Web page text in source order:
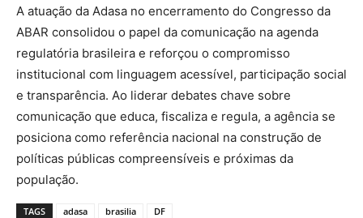
A atuação da Adasa no encerramento do Congresso da
ABAR consolidou o papel da comunicação na agenda
regulatória brasileira e reforçou o compromisso
institucional com linguagem acessível, participação social
e transparência. Ao liderar debates chave sobre
comunicação que educa, fiscaliza e regula, a agência se
posiciona como referência nacional na construção de
políticas públicas compreensíveis e próximas da
população.
TAGS adasa brasilia DF